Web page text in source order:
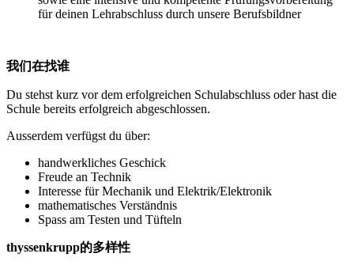
für deinen Lehrabschluss durch unsere Berufsbildner
我们在找谁
Du stehst kurz vor dem erfolgreichen Schulabschluss oder hast die
Schule bereits erfolgreich abgeschlossen.
Ausserdem verfügst du über:
handwerkliches Geschick
Freude an Technik
Interesse für Mechanik und Elektrik/Elektronik
mathematisches Verständnis
Spass am Testen und Tüfteln
thyssenkrupp的多样性